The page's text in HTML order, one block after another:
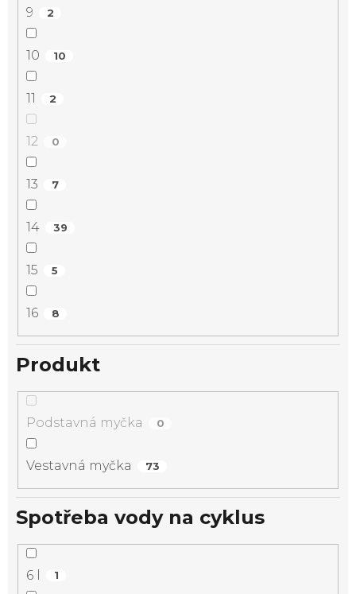
9 2
10 10
11 2
12 0
13 7
14 39
15 5
16 8
Produkt
Podstavná myčka 0
Vestavná myčka 73
Spotřeba vody na cyklus
6 l 1